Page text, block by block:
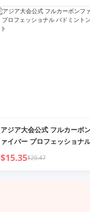
アジア大会公式 フルカーボ
ァイバー プロフェッショナ
ドミントンラケット
$15.35$20.47